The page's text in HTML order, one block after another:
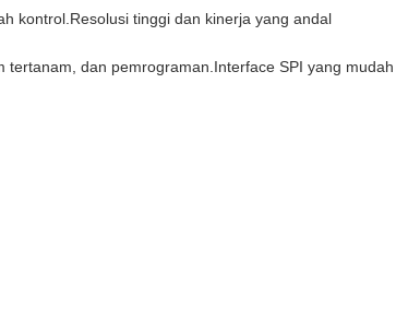
kontrol.Resolusi tinggi dan kinerja yang andal
dan pemrograman.Interface SPI yang mudah